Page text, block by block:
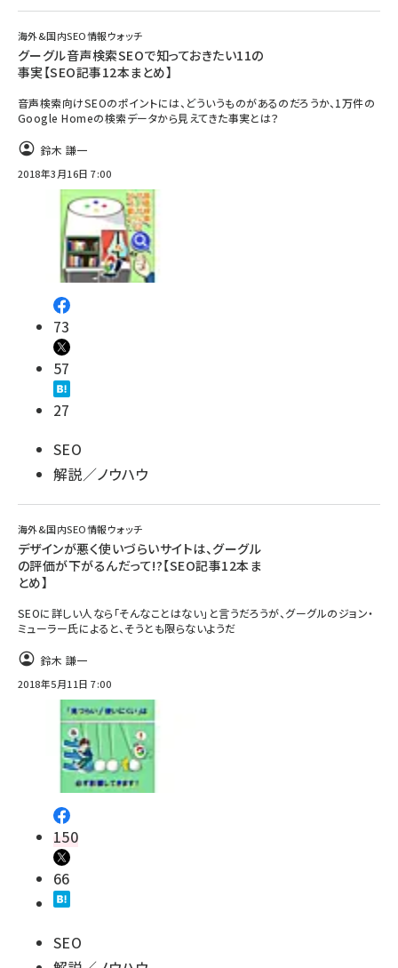
海外&国内SEO情報ウォッチ
グーグル音声検索SEOで知っておきたい11の
事実【SEO記事12本まとめ】
音声検索向けSEOのポイントには、どういうものがあるのだろうか、1万件の
Google Homeの検索データから見えてきた事実とは？
鈴木 謙一
2018年3月16日 7:00
73
57
27
SEO
解説／ノウハウ
海外&国内SEO情報ウォッチ
デザインが悪く使いづらいサイトは、グーグル
の評価が下がるんだって!?【SEO記事12本ま
とめ】
SEOに詳しい人なら「そんなことはない」と言うだろうが、グーグルのジョン・
ミューラー氏によると、そうとも限らないようだ
鈴木 謙一
2018年5月11日 7:00
150
66
SEO